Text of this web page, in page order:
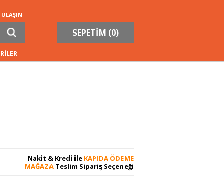
ULAŞIN
SEPETİM (0)
Nakit & Kredi ile KAPIDA ÖDEME
MAĞAZA Teslim Sipariş Seçeneği